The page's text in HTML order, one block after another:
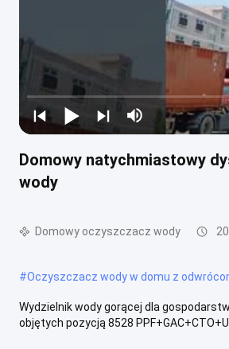
Domowy natychmiastowy
wody
Domowy oczyszczacz wody
#Oczyszczacz wody w domu z
Wydzielnik wody gorącej dla
objętych pozycją 8528